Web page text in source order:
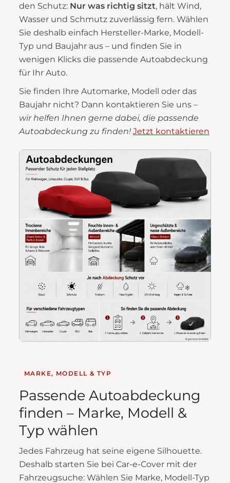
den Schutz: Nur was richtig sitzt, hält Wind,
Wasser und Schmutz zuverlässig fern. Wählen
Sie deshalb einfach Hersteller-Marke, Modell-
Typ und Baujahr aus – und finden Sie in
wenigen Klicks die passende Autoabdeckung
für Ihr Auto.
Sie finden Ihre Automarke, Modell oder das
Baujahr nicht? Dann kontaktieren Sie uns –
wir helfen Ihnen gerne dabei, die passende
Autoabdeckung zu finden! Jetzt kontaktieren
MARKE, MODELL & TYP
Passende Autoabdeckung
finden – Marke, Modell &
Typ wählen
Jedes Fahrzeug hat seine eigene Silhouette.
Deshalb starten Sie bei Car-e-Cover mit der
Fahrzeugsuche: Wählen Sie Marke, Modell-Typ